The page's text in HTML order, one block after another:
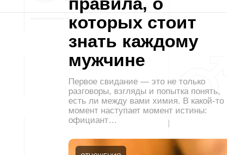
которых стоит
знать каждому
мужчине
Первое свидание — это не только
разговоры, взгляды и попытка понять,
есть ли между вами химия. В какой-то
момент наступает момент истины:
официант…